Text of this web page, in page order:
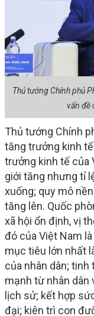
Thủ tướng Chính phủ
vấn đề
Thủ tướng Chính
tăng trưởng kinh
trưởng kinh tế của
giới tăng nhưng tỉ
xuống; quy mô
tăng lên. Quốc
xã hội ổn định, vị
đó của Việt Nam
mục tiêu lớn nhất
của nhân dân;
mạnh từ nhân dân
lịch sử; kết hợp
đại; kiên trì con